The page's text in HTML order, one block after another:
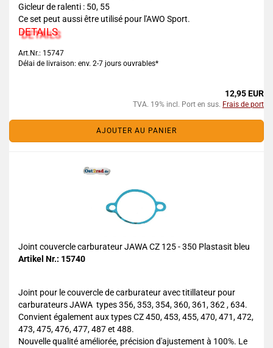
Gicleur de ralenti : 50, 55
Ce set peut aussi être utilisé pour l'AWO Sport.
DETAILS
Art.Nr.: 15747
Délai de livraison: env. 2-7 jours ouvrables*
12,95 EUR
TVA. 19% incl. Port en sus. Frais de port
AJOUTER AU PANIER
Joint couvercle carburateur JAWA CZ 125 - 350 Plastasit bleu
Artikel Nr.: 15740
Joint pour le couvercle de carburateur avec titillateur pour
carburateurs JAWA types 356, 353, 354, 360, 361, 362 , 634.
Convient également aux types CZ 450, 453, 455, 470, 471, 472,
473, 475, 476, 477, 487 et 488.
Nouvelle qualité améliorée, précision d'ajustement à 100%. Le